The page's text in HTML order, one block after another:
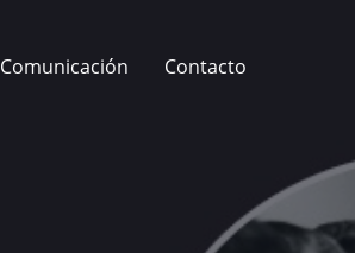
Comunicación Contacto